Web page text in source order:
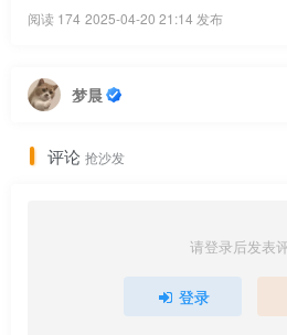
阅读 174 2025-04-20 21:14 发布
梦晨
评论 抢沙发
请登录后发表
登录